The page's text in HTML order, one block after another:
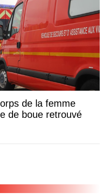
de la femme
de boue retrouvé